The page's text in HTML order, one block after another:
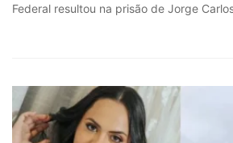
Federal resultou na prisão de Jorge